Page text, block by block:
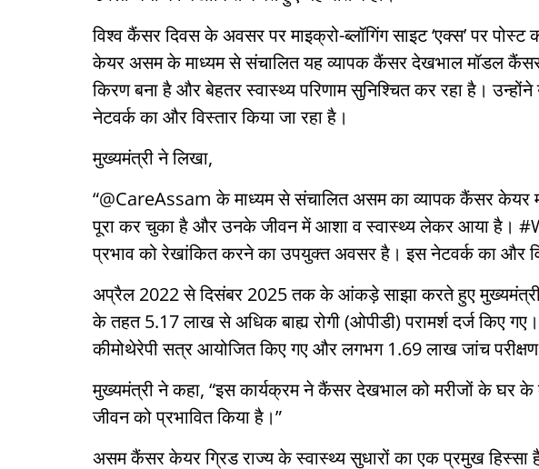
विश्व कैंसर दिवस के अवसर पर माइक्रो-ब्लॉगिंग साइट ‘एक्स’ पर
केयर असम के माध्यम से संचालित यह व्यापक कैंसर देखभाल मॉडल
किरण बना है और बेहतर स्वास्थ्य परिणाम सुनिश्चित कर रहा है।
नेटवर्क का और विस्तार किया जा रहा है।
मुख्यमंत्री ने लिखा,
“@CareAssam के माध्यम से संचालित असम का व्यापक कैंसर केयर
पूरा कर चुका है और उनके जीवन में आशा व स्वास्थ्य लेकर आया है।
प्रभाव को रेखांकित करने का उपयुक्त अवसर है। इस नेटवर्क का और
अप्रैल 2022 से दिसंबर 2025 तक के आंकड़े साझा करते हुए
के तहत 5.17 लाख से अधिक बाह्य रोगी (ओपीडी) परामर्श दर्ज किए
कीमोथेरेपी सत्र आयोजित किए गए और लगभग 1.69 लाख जांच
मुख्यमंत्री ने कहा, “इस कार्यक्रम ने कैंसर देखभाल को मरीजों के घर
जीवन को प्रभावित किया है।”
असम कैंसर केयर ग्रिड राज्य के स्वास्थ्य सुधारों का एक प्रमुख हिस्सा